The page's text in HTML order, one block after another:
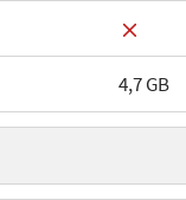
4,7 GB